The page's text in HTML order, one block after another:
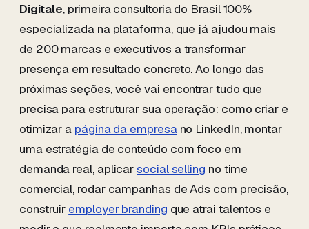
Digitale, primeira consultoria do Brasil 100%
especializada na plataforma, que já ajudou mais
de 200 marcas e executivos a transformar
presença em resultado concreto. Ao longo das
próximas seções, você vai encontrar tudo que
precisa para estruturar sua operação: como criar e
otimizar a página da empresano LinkedIn, montar
uma estratégia de conteúdo com foco em
demanda real, aplicarsocial selling no time
comercial, rodar campanhas de Ads com precisão,
construir employer branding que atrai talentos e